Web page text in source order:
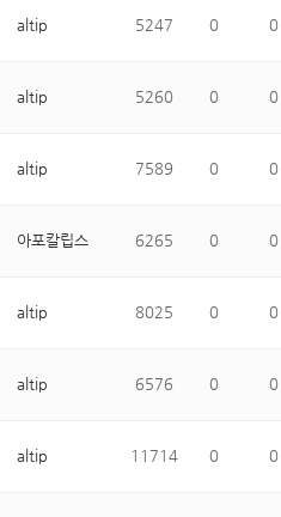
altip 5247 0 0
altip 5260 0 0
altip 7589 0 0
아포칼립스 6265 0 0
altip 8025 0 0
altip 6576 0 0
altip 11714 0 0